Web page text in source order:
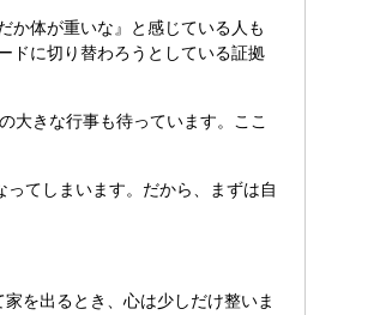
か体が重いな』と感じている人も
ドに切り替わろうとしている証拠
大きな行事も待っています。ここ
てしまいます。だから、まずは自
を出るとき、心は少しだけ整いま